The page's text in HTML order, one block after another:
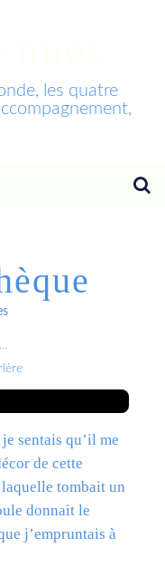
les quatre
sentais qu’il me
de cette
tombait un
donnait le
j’empruntais à